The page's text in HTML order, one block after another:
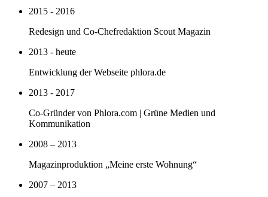
2015 - 2016
Redesign und Co-Chefredaktion Scout Magazin
2013 - heute
Entwicklung der Webseite phlora.de
2013 - 2017
Co-Gründer von Phlora.com | Grüne Medien und
Kommunikation
2008 – 2013
Magazinproduktion „Meine erste Wohnung“
2007 – 2013